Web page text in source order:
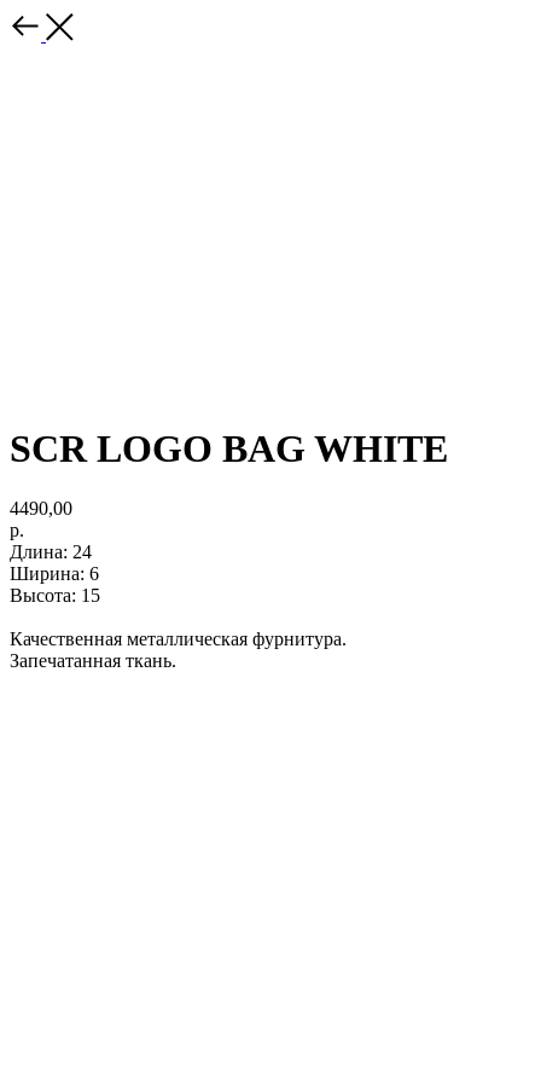
SCR LOGO BAG WHITE
4490,00
р.
Длина: 24
Ширина: 6
Высота: 15
Качественная металлическая фурнитура.
Запечатанная ткань.